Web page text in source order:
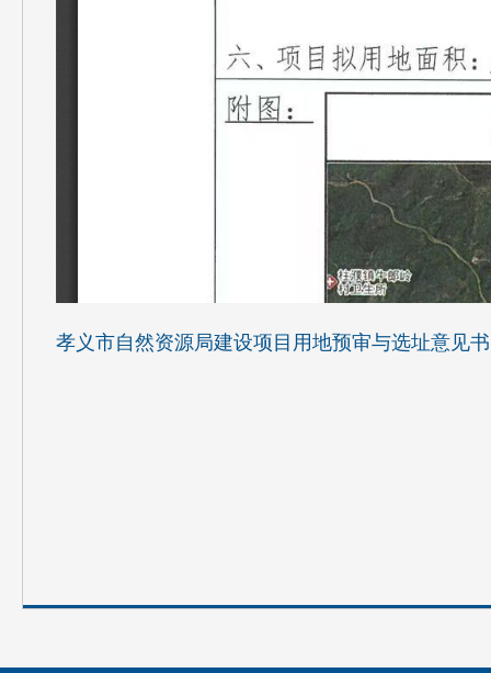
孝义市自然资源局建设项目用地预审与选址意见书